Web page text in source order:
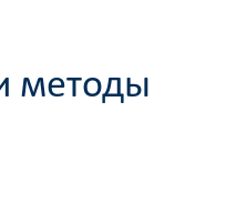
методы